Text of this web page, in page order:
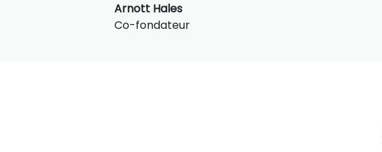
Arnott Hales
Co-fondateur